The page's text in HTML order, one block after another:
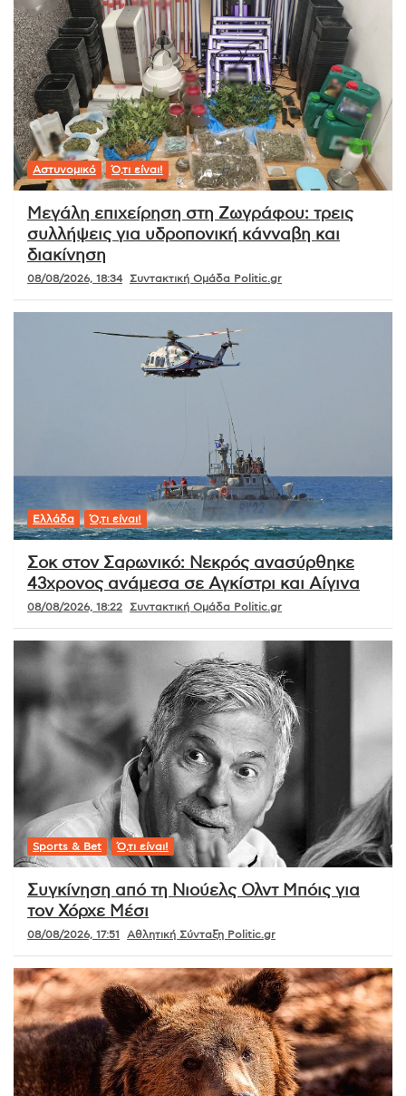
Αστυνομικό Ό,τι είναι!
Μεγάλη επιχείρηση στη Ζωγράφου: τρεις
συλλήψεις για υδροπονική κάνναβη και
διακίνηση
08/08/2026, 18:34 Συντακτική Ομάδα Politic.gr
Ελλάδα Ό,τι είναι!
Σοκ στον Σαρωνικό: Νεκρός ανασύρθηκε
43χρονος ανάμεσα σε Αγκίστρι και Αίγινα
08/08/2026, 18:22 Συντακτική Ομάδα Politic.gr
Sports & Bet Ό,τι είναι!
Συγκίνηση από τη Νιούελς Ολντ Μπόις για
τον Χόρχε Μέσι
08/08/2026, 17:51 Αθλητική Σύνταξη Politic.gr